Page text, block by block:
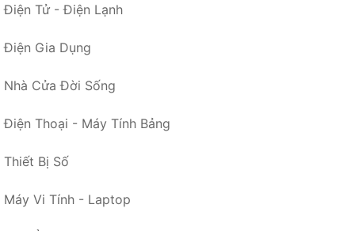
Điện Tử - Điện Lạnh
Điện Gia Dụng
Nhà Cửa Đời Sống
Điện Thoại - Máy Tính Bảng
Thiết Bị Số
Máy Vi Tính - Laptop